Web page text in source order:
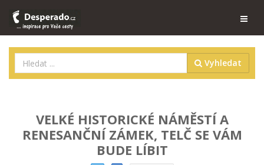
Vyhledat
VELKÉ HISTORICKÉ NÁMĚSTÍ A
RENESANČNÍ ZÁMEK, TELČ SE VÁM
BUDE LÍBIT